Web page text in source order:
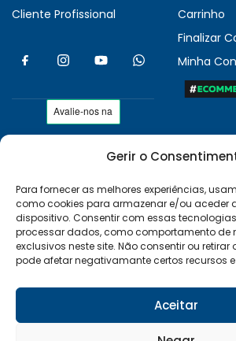
Gerir o
Para fornecer as melhores experiências,
como cookies para armazenar e/ou aceder
dispositivo. Consentir com essas
processar dados, como comportamento de
exclusivos neste site. Não consentir ou
pode afetar negativamante certos recursos
Aceitar
Cliente Profissional
Carrinho
Finalizar
Minha
As nossas condições
Políticas de Privacidade
Termos e Condições
Entregas e Devoluções
Livro de Reclamações
Sequra